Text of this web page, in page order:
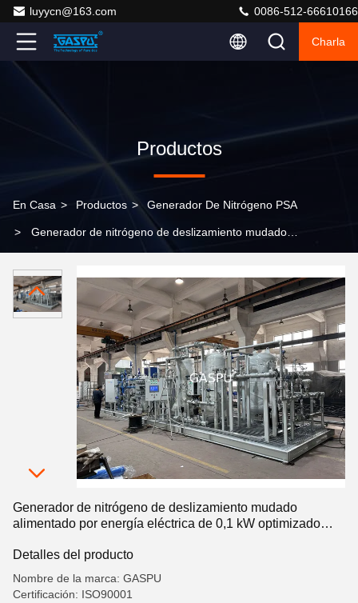
luyycn@163.com 0086-512-66610166
Charla
Productos
En Casa > Productos > Generador De Nitrógeno PSA
> Generador de nitrógeno de deslizamiento mudado
para la producción de nitrógeno en entornos industriales
Generador de nitrógeno de deslizamiento mudado
alimentado por energía eléctrica de 0,1 kW optimizado
Detalles del producto
Nombre de la marca: GASPU
Certificación: ISO90001